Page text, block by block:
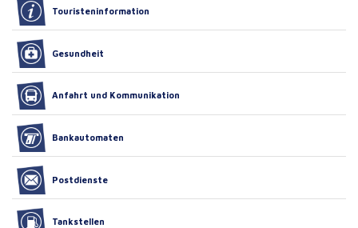
Touristeninformation
Gesundheit
Anfahrt und Kommunikation
Bankautomaten
Postdienste
Tankstellen